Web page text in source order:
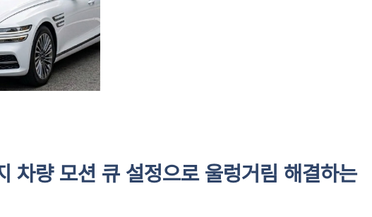
차량 모션 큐 설정으로 울렁거림 해결하는